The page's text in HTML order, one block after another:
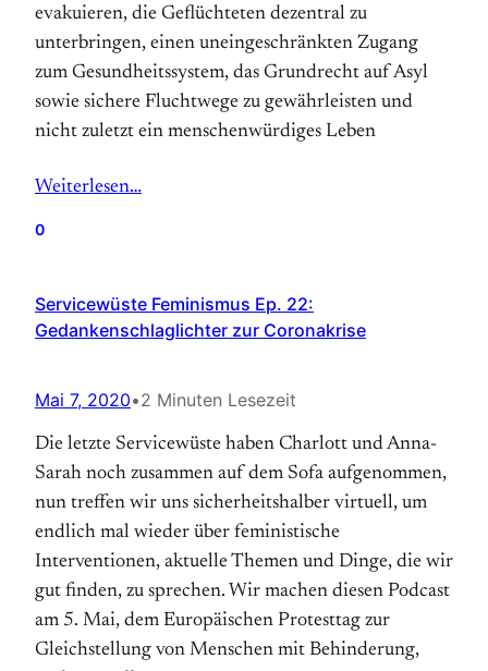
evakuieren, die Geflüchteten dezentral zu
unterbringen, einen uneingeschränkten Zugang
zum Gesundheitssystem, das Grundrecht auf Asyl
sowie sichere Fluchtwege zu gewährleisten und
nicht zuletzt ein menschenwürdiges Leben
Weiterlesen…
0
Servicewüste Feminismus Ep. 22:
Gedankenschlaglichter zur Coronakrise
Mai 7, 2020•2 Minuten Lesezeit
Die letzte Servicewüste haben Charlott und Anna-
Sarah noch zusammen auf dem Sofa aufgenommen,
nun treffen wir uns sicherheitshalber virtuell, um
endlich mal wieder über feministische
Interventionen, aktuelle Themen und Dinge, die wir
gut finden, zu sprechen. Wir machen diesen Podcast
am 5. Mai, dem Europäischen Protesttag zur
Gleichstellung von Menschen mit Behinderung,